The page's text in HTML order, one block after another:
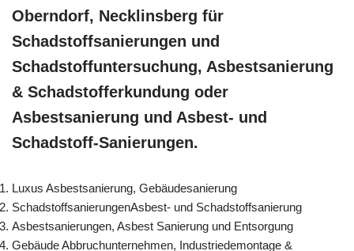
Oberndorf, Necklinsberg für
Schadstoffsanierungen und
Schadstoffuntersuchung, Asbestsanierung
& Schadstofferkundung oder
Asbestsanierung und Asbest- und
Schadstoff-Sanierungen.
Luxus Asbestsanierung, Gebäudesanierung
SchadstoffsanierungenAsbest- und Schadstoffsanierung
Asbestsanierungen, Asbest Sanierung und Entsorgung
Gebäude Abbruchunternehmen, Industriedemontage &